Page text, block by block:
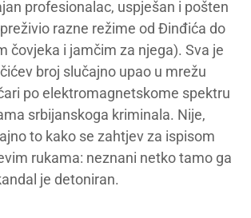
profesionalac, uspješan i pošten
razne režime od Đinđića do
čovjeka i jamčim za njega). Sva je
broj slučajno upao u mrežu
po elektromagnetskome spektru
srbijanskoga kriminala. Nije,
to kako se zahtjev za ispisom
rukama: neznani netko tamo ga
je detoniran.